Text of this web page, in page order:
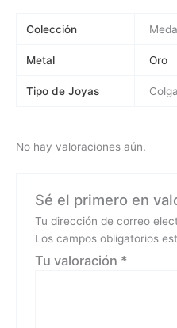
Colección
Metal Oro
Tipo de Joyas
No hay valoraciones aún.
Sé el primero en
Tu dirección de correo
Los campos obligatorios
Tu valoración *